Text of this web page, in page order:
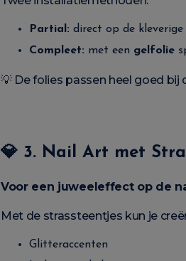
Partial: direct op de
Compleet: met een gelfolie
💡 De folies passen heel goed bij
💎 3. Nail Art met
Voor een juweeleffect op de
Met de strassteentjes kun je
Glitteraccenten